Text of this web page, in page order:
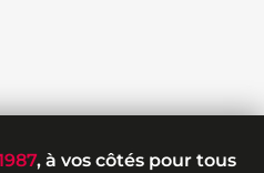
, à vos côtés pour tous